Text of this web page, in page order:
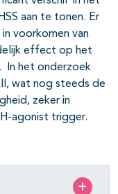
aan te tonen. Er
voorkomen van
effect op het
In het onderzoek
wat nog steeds de
zeker in
agonist trigger.